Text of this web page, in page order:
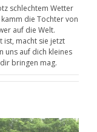
schlechtem Wetter
die Tochter von
auf die Welt.
ist, macht sie jetzt
uns auf dich kleines
bringen mag.